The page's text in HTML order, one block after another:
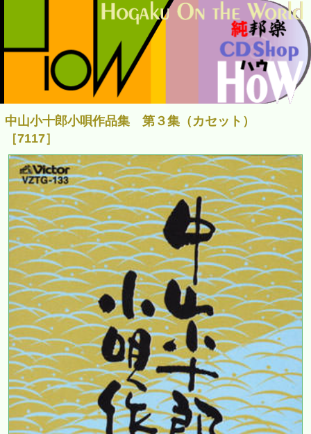
中山小十郎小唄作品集 第３集（カセット）
［7117］